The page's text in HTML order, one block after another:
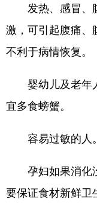
发热、感冒、腹
激，可引起腹痛、
不利于病情恢复。
婴幼儿及老年人
宜多食螃蟹。
容易过敏的人。
孕妇如果消化没
要保证食材新鲜卫